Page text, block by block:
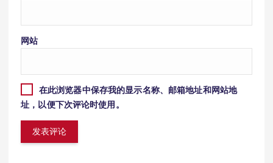
网站
在此浏览器中保存我的显示名称、邮箱地址和网站地
址，以便下次评论时使用。